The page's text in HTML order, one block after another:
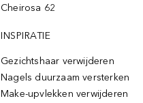
Cheirosa 62
INSPIRATIE
Gezichtshaar verwijderen
Nagels duurzaam versterken
Make-upvlekken verwijderen